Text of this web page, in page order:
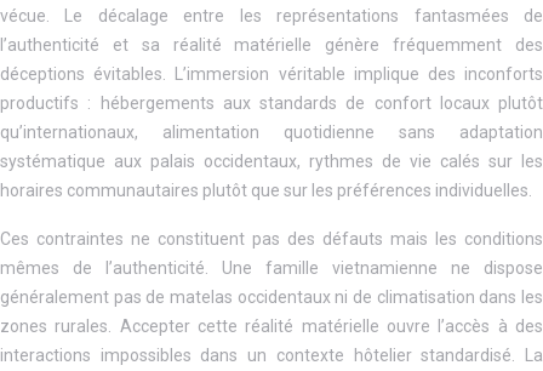
vécue. Le décalage entre les représentations fantasmées de
l’authenticité et sa réalité matérielle génère fréquemment des
déceptions évitables. L’immersion véritable implique des inconforts
productifs : hébergements aux standards de confort locaux plutôt
qu’internationaux, alimentation quotidienne sans adaptation
systématique aux palais occidentaux, rythmes de vie calés sur les
horaires communautaires plutôt que sur les préférences individuelles.
Ces contraintes ne constituent pas des défauts mais les conditions
mêmes de l’authenticité. Une famille vietnamienne ne dispose
généralement pas de matelas occidentaux ni de climatisation dans les
zones rurales. Accepter cette réalité matérielle ouvre l’accès à des
interactions impossibles dans un contexte hôtelier standardisé. La